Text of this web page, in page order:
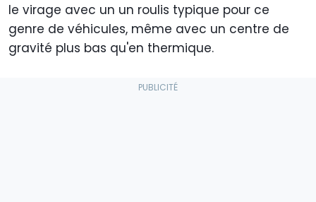
le virage avec un un roulis typique pour ce
genre de véhicules, même avec un centre de
gravité plus bas qu'en thermique.